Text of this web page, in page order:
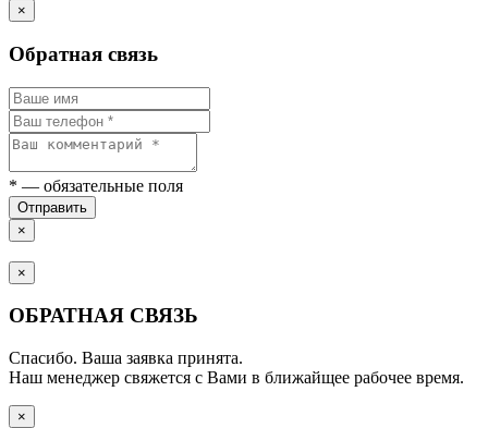
×
Обратная связь
* — обязательные поля
Отправить
×
×
ОБРАТНАЯ СВЯЗЬ
Спасибо. Ваша заявка принята.
Наш менеджер свяжется с Вами в ближайщее рабочее время.
×